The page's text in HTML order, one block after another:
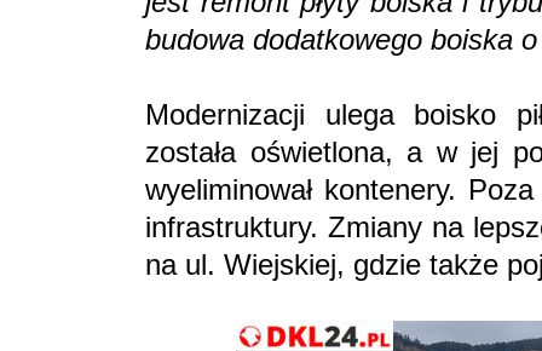
budowa dodatkowego boiska
Modernizacji ulega boisko
została oświetlona, a w jej
wyeliminował kontenery.
infrastruktury. Zmiany na
na ul. Wiejskiej, gdzie także